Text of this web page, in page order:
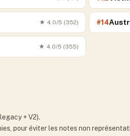
★ 4.0/5 (352) #14
★ 4.0/5 (355)
+ V2).
pour éviter les notes non